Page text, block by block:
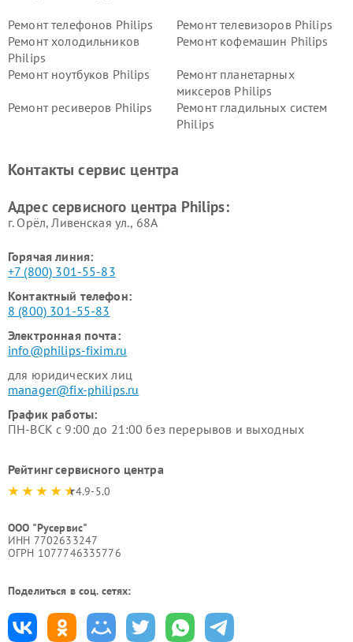
Ремонт телефонов Philips
Ремонт телевизоров Philips
Ремонт холодильников
Philips
Ремонт кофемашин Philips
Ремонт ноутбуков Philips
Ремонт планетарных
миксеров Philips
Ремонт ресиверов Philips
Ремонт гладильных систем
Philips
Ремонт стиральных машин
Ремонт увлажнителей
Контакты сервис центра
Адрес сервисного центра Philips:
г. Орёл, Ливенская ул., 68А
Горячая линия:
+7 (800) 301-55-83
Контактный телефон:
8 (800) 301-55-83
Электронная почта:
info@philips-fixim.ru
для юридических лиц
manager@fix-philips.ru
График работы:
ПН-ВСК с 9:00 до 21:00 без перерывов и выходных
Рейтинг сервисного центра
4.9-5.0
ООО "Русервис"
ИНН 7702633247
ОГРН 1077746335776
Поделиться в соц. сетях: